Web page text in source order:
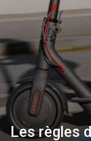
Les règles